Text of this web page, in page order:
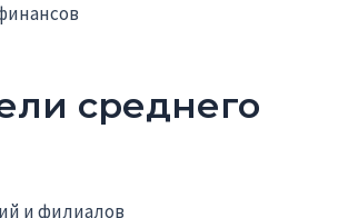
среднего
и филиалов